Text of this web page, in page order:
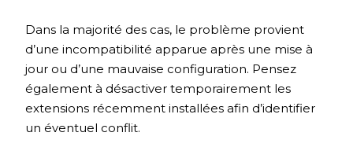
Dans la majorité des cas, le problème provient
d’une incompatibilité apparue après une mise à
jour ou d’une mauvaise configuration. Pensez
également à désactiver temporairement les
extensions récemment installées afin d’identifier
un éventuel conflit.